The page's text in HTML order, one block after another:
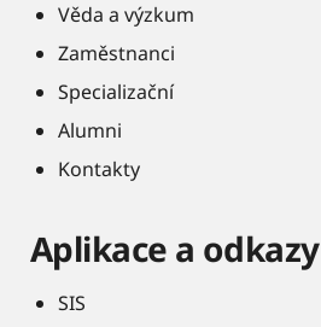
Věda a výzkum
Zaměstnanci
Specializační
Alumni
Kontakty
Aplikace a odkazy
SIS